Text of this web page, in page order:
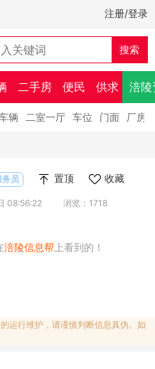
注册/登录
二手房 便民 供求 涪陵
辆 二室一厅 车位 门面 厂房
员 置顶 收藏
08:56:22 浏览：1718
涪陵信息帮 上看到的！
运行维护，请谨慎判断信息真伪。如